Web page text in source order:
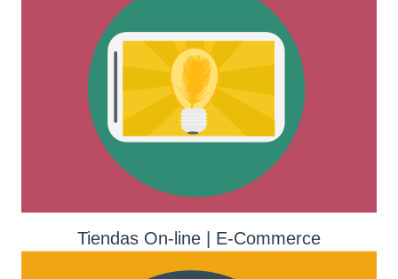
Tiendas On-line | E-Commerce